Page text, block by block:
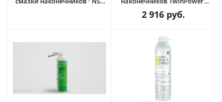
TwinPower Ultra · Morita
(Япония)
2 916руб.